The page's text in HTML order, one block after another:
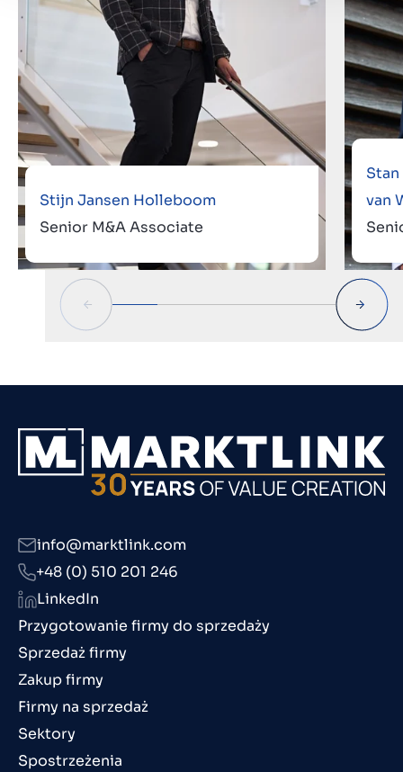
Stijn Jansen Holleboom
Senior M&A Associate
van
Przygotowanie firmy do sprzedaży
Sprzedaż firmy
Zakup firmy
Firmy na sprzedaż
Sektory
Spostrzeżenia
info@marktlink.com
+48 (0) 510 201 246
LinkedIn